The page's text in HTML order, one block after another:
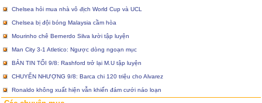
Chelsea hỏi mua nhà vô địch World Cup và UCL
Chelsea bị đội bóng Malaysia cầm hòa
Mourinho chê Bernerdo Silva lười tập luyện
Man City 3-1 Atletico: Ngược dòng ngoạn mục
BẢN TIN TỐI 9/8: Rashford trở lại M.U tập luyện
CHUYỂN NHƯỢNG 9/8: Barca chi 120 triệu cho Alvarez
Ronaldo không xuất hiện vẫn khiến đám cưới náo loạn